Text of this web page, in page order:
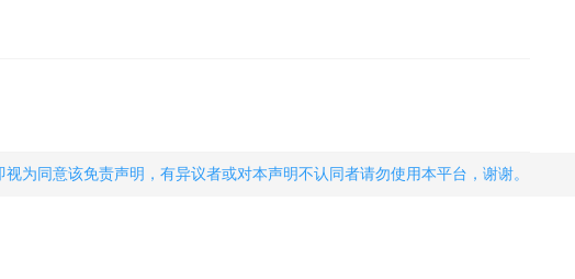
为同意该免责声明，有异议者或对本声明不认同者请勿使用本平台，谢谢。